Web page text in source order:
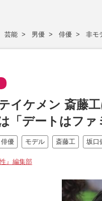
芸能 男優 俳優 非モ
イケメン 斎藤
「デートはファ
俳優 モデル 斎藤工 坂口
』編集部